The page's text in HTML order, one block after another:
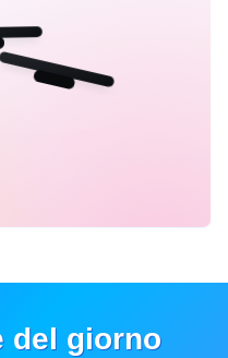
del giorno